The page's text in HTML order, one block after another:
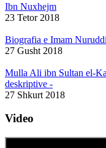
Ibn Nuxhejm
23 Tetor 2018
Biografia e Imam
27 Gusht 2018
Mulla Ali ibn Sultan el-
deskriptive -
27 Shkurt 2018
Video